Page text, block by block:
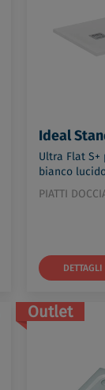
Ideal
Ultra Flat
bianco
prod: T5604FR
PIATTI
DETTAGLI
Outlet